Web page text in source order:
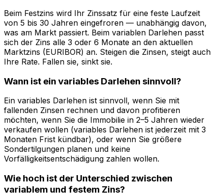
Beim Festzins wird Ihr Zinssatz für eine feste Laufzeit
von 5 bis 30 Jahren eingefroren — unabhängig davon,
was am Markt passiert. Beim variablen Darlehen passt
sich der Zins alle 3 oder 6 Monate an den aktuellen
Marktzins (EURIBOR) an. Steigen die Zinsen, steigt auch
Ihre Rate. Fallen sie, sinkt sie.
Wann ist ein variables Darlehen sinnvoll?
Ein variables Darlehen ist sinnvoll, wenn Sie mit
fallenden Zinsen rechnen und davon profitieren
möchten, wenn Sie die Immobilie in 2–5 Jahren wieder
verkaufen wollen (variables Darlehen ist jederzeit mit 3
Monaten Frist kündbar), oder wenn Sie größere
Sondertilgungen planen und keine
Vorfälligkeitsentschädigung zahlen wollen.
Wie hoch ist der Unterschied zwischen
variablem und festem Zins?